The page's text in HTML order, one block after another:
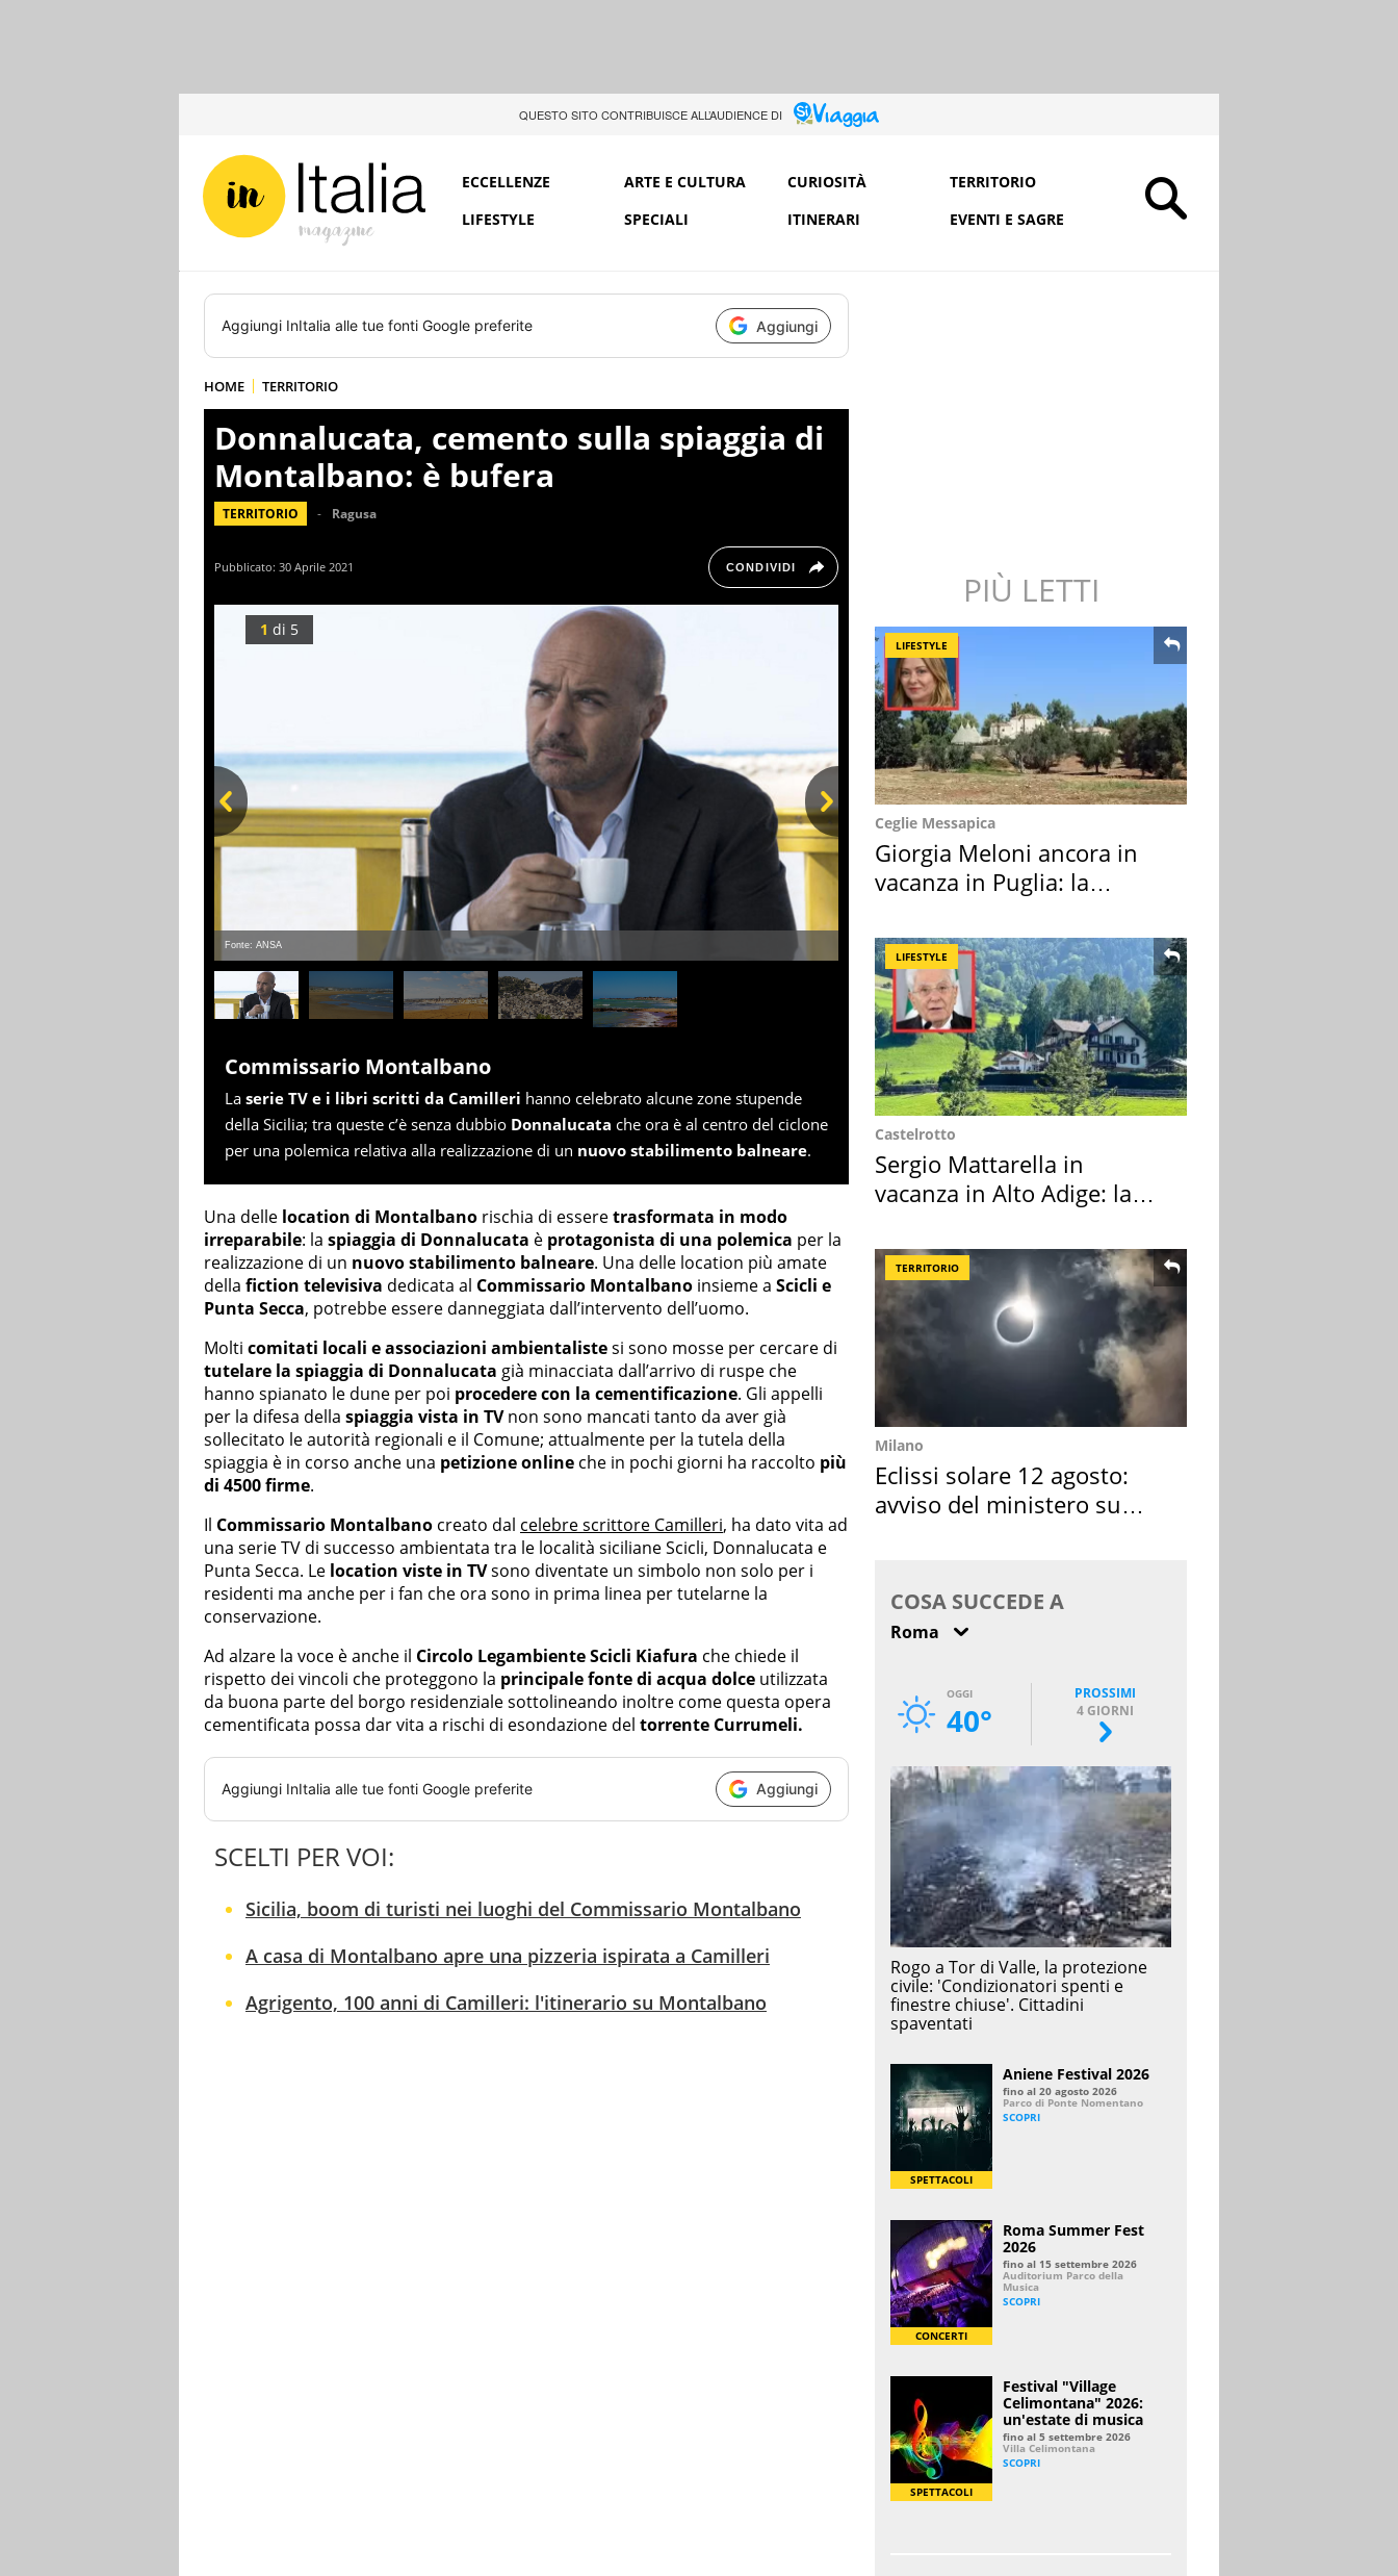
QUESTO SITO CONTRIBUISCE ALL’AUDIENCE DI
ECCELLENZE ARTE E CULTURA CURIOSITÀ
TERRITORIO
LIFESTYLE
SPECIALI ITINERARI EVENTI E SAGRE
Aggiungi InItalia alle tue fonti Google preferite Aggiungi
HOME TERRITORIO
Donnalucata, cemento sulla spiaggia di
Montalbano: è bufera
TERRITORIO Ragusa
Pubblicato: 30 Aprile 2021 CONDIVIDI
Fonte: ANSA
Prev Next
1 di 5
Commissario Montalbano
La serie TV e i libri scritti da Camilleri hanno celebrato alcune zone stupende
della Sicilia; tra queste c’è senza dubbio Donnalucata che ora è al centro del ciclone
per una polemica relativa alla realizzazione di un nuovo stabilimento balneare.
Una delle location di Montalbano rischia di esseretrasformata in modo
irreparabile: la spiaggia di Donnalucata è protagonista di una polemica per la
realizzazione di un nuovo stabilimento balneare. Una delle location più amate
della fiction televisiva dedicata al Commissario Montalbano insieme a Scicli e
Punta Secca, potrebbe essere danneggiata dall’intervento dell’uomo.
Molti comitati locali e associazioni ambientalistesi sono mosse per cercare di
tutelare la spiaggia di Donnalucata già minacciata dall’arrivo di ruspe che
hanno spianato le dune per poi procedere con la cementificazione. Gli appelli
per la difesa della spiaggia vista in TVnon sono mancati tanto da aver già
sollecitato le autorità regionali e il Comune; attualmente per la tutela della
spiaggia è in corso anche una petizione online che in pochi giorni ha raccolto più
di 4500 firme.
Il Commissario Montalbano creato dal celebre scrittore Camilleri, ha dato vita ad
una serie TV di successo ambientata tra le località siciliane Scicli, Donnalucata e
Punta Secca. Le location viste in TVsono diventate un simbolo non solo per i
residenti ma anche per i fan che ora sono in prima linea per tutelarne la
conservazione.
Ad alzare la voce è anche il Circolo Legambiente Scicli Kiafura che chiede il
rispetto dei vincoli che proteggono la principale fonte di acqua dolce utilizzata
da buona parte del borgo residenziale sottolineando inoltre come questa opera
cementificata possa dar vita a rischi di esondazione del torrente Currumeli.
Aggiungi InItalia alle tue fonti Google preferite Aggiungi
SCELTI PER VOI:
Sicilia, boom di turisti nei luoghi del Commissario Montalbano
A casa di Montalbano apre una pizzeria ispirata a Camilleri
Agrigento, 100 anni di Camilleri: l'itinerario su Montalbano
PIÙ LETTI
LIFESTYLE
Ceglie Messapica
Giorgia Meloni ancora in
vacanza in Puglia: la
LIFESTYLE
Castelrotto
Sergio Mattarella in
vacanza in Alto Adige: la
TERRITORIO
Milano
Eclissi solare 12 agosto:
avviso del ministero su